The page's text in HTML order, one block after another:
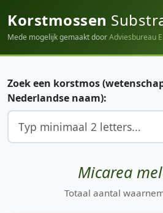
Korstmossen
Mede mogelijk gemaakt doorAdviesbureau
Zoek een korstmos
Nederlandse naam):
Micarea
Totaal aantal